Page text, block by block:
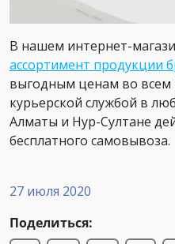
27 июля 2020
Поделиться:
В нашем интернет-
ассортимент продукции
выгодным ценам во всем
курьерской службой в
Алматы и Нур-Султане
бесплатного самовывоза.